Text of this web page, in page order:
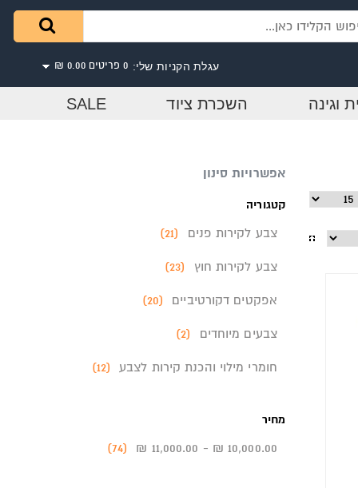
עגלת הקניות שלי: 0 פריטים 0.00 ₪
וגינה השכרת ציוד SALE
אפשרויות סינון
קטגוריה
צבע לקירות פנים ‏ (21)
צבע לקירות חוץ ‏ (23)
אפקטים דקורטיביים ‏ (20)
צבעים מיוחדים ‏ (2)
חומרי מילוי והכנת קירות לצבע ‏ (12)
מחיר
10,000.00 ₪
-
11,000.00 ₪
‏ (74)